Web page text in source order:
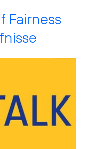
Fairness